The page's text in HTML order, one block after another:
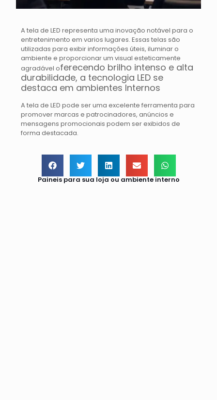
A tela de LED representa uma inovação notável para o
entretenimento em varios lugares. Essas telas são
utilizadas para exibir informações úteis, iluminar o
ambiente e proporcionar um visual esteticamente
agradável oferecendo brilho intenso e alta
durabilidade, a tecnologia LED se
destaca em ambientes Internos
A tela de LED pode ser uma excelente ferramenta para
promover marcas e patrocinadores, anúncios e
mensagens promocionais podem ser exibidos de
forma destacada.
Paineis para sua loja ou ambiente interno